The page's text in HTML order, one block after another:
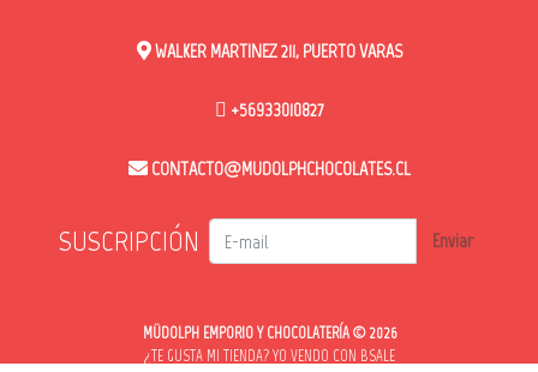
WALKER MARTINEZ 211, PUERTO VARAS
+56933010827
CONTACTO@MUDOLPHCHOCOLATES.CL
SUSCRIPCIÓN Enviar
MÜDOLPH EMPORIO Y CHOCOLATERÍA © 2026
¿TE GUSTA MI TIENDA? YO VENDO CON BSALE